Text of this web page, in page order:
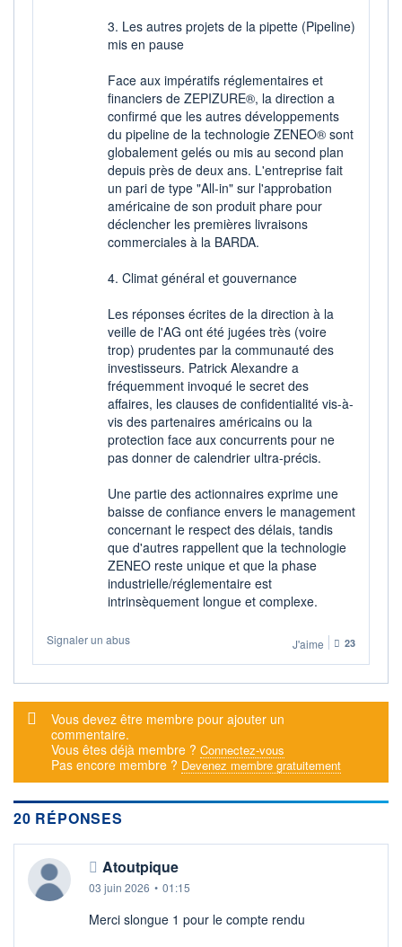
3. Les autres projets de la pipette (Pipeline)
mis en pause
Face aux impératifs réglementaires et
financiers de ZEPIZURE®, la direction a
confirmé que les autres développements
du pipeline de la technologie ZENEO® sont
globalement gelés ou mis au second plan
depuis près de deux ans. L'entreprise fait
un pari de type "All-in" sur l'approbation
américaine de son produit phare pour
déclencher les premières livraisons
commerciales à la BARDA.
4. Climat général et gouvernance
Les réponses écrites de la direction à la
veille de l'AG ont été jugées très (voire
trop) prudentes par la communauté des
investisseurs. Patrick Alexandre a
fréquemment invoqué le secret des
affaires, les clauses de confidentialité vis-à-
vis des partenaires américains ou la
protection face aux concurrents pour ne
pas donner de calendrier ultra-précis.
Une partie des actionnaires exprime une
baisse de confiance envers le management
concernant le respect des délais, tandis
que d'autres rappellent que la technologie
ZENEO reste unique et que la phase
industrielle/réglementaire est
intrinsèquement longue et complexe.
Signaler un abus J'aime 23
Message d'alerte
Vous devez être membre pour ajouter un
commentaire.
Vous êtes déjà membre ? Connectez-vous
Pas encore membre ? Devenez membre gratuitement
20 RÉPONSES
Atoutpique
03 juin 2026 • 01:15
Merci slongue 1 pour le compte rendu